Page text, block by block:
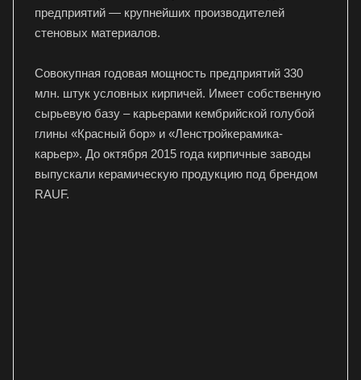
предприятий — крупнейших производителей
стеновых материалов.
Совокупная годовая мощность предприятий 330
млн. штук условных кирпичей. Имеет собственную
сырьевую базу – карьерами кембрийской голубой
глины «Красный бор» и «Ленстройкерамика-
карьер». До октября 2015 года кирпичные заводы
выпускали керамическую продукцию под брендом
RAUF.